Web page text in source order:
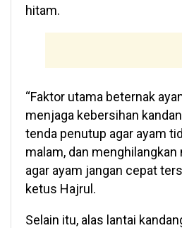
hitam.
“Faktor utama beternak
menjaga kebersihan
tenda penutup agar ayam
malam, dan
agar ayam jangan cepat
ketus Hajrul.
Selain itu, alas lantai